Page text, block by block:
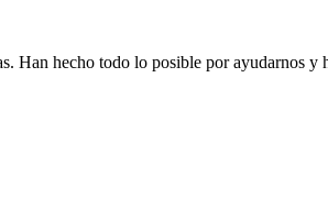
Han hecho todo lo posible por ayudarnos y